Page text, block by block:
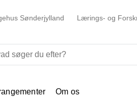
Sønderjylland Lærings- og
Om os